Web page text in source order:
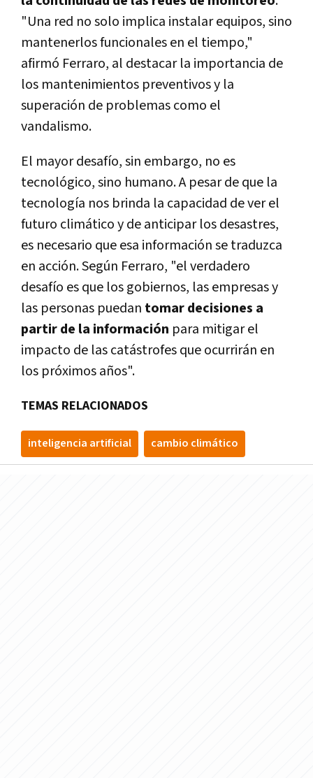
"Una red no solo implica instalar equipos, sino
mantenerlos funcionales en el tiempo,"
afirmó Ferraro, al destacar la importancia de
los mantenimientos preventivos y la
superación de problemas como el
vandalismo.
El mayor desafío, sin embargo, no es
tecnológico, sino humano. A pesar de que la
tecnología nos brinda la capacidad de ver el
futuro climático y de anticipar los desastres,
es necesario que esa información se traduzca
en acción. Según Ferraro, "el verdadero
desafío es que los gobiernos, las empresas y
las personas puedan tomar decisiones a
partir de la información para mitigar el
impacto de las catástrofes que ocurrirán en
los próximos años".
TEMAS RELACIONADOS
inteligencia artificial cambio climático